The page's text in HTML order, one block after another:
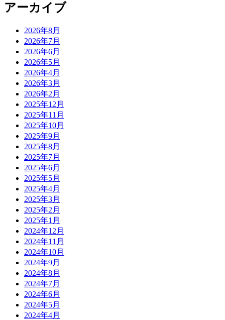
アーカイブ
2026年8月
2026年7月
2026年6月
2026年5月
2026年4月
2026年3月
2026年2月
2025年12月
2025年11月
2025年10月
2025年9月
2025年8月
2025年7月
2025年6月
2025年5月
2025年4月
2025年3月
2025年2月
2025年1月
2024年12月
2024年11月
2024年10月
2024年9月
2024年8月
2024年7月
2024年6月
2024年5月
2024年4月